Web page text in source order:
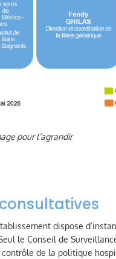
pour l’agrandir
dispose
le Conseil de
de la politique